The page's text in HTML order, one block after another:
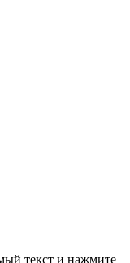
текст и нажмите